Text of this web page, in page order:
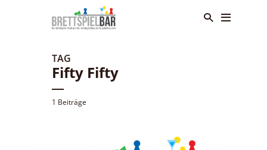
TAG
Fifty Fifty
1 Beiträge